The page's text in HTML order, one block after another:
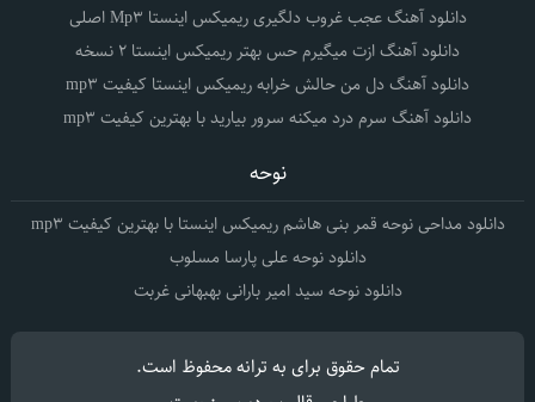
دانلود آهنگ عجب غروب دلگیری ریمیکس اینستا Mp3 اصلی
دانلود آهنگ ازت میگیرم حس بهتر ریمیکس اینستا 2 نسخه
دانلود آهنگ دل من حالش خرابه ریمیکس اینستا کیفیت mp3
دانلود آهنگ سرم درد میکنه سرور بیارید با بهترین کیفیت mp3
نوحه
دانلود مداحی نوحه قمر بنی هاشم ریمیکس اینستا با بهترین کیفیت mp3
دانلود نوحه علی پارسا مسلوب
دانلود نوحه سید امیر بارانی بهبهانی غربت
تمام حقوق برای به ترانهمحفوظ است.